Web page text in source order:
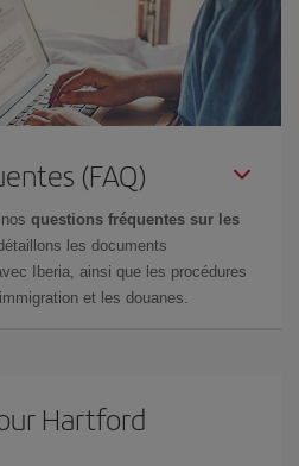
(FAQ)
questions fréquentes sur les
les documents
Iberia, ainsi que les procédures
et les douanes.
Hartford